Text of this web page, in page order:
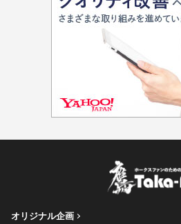
オリジナル企画